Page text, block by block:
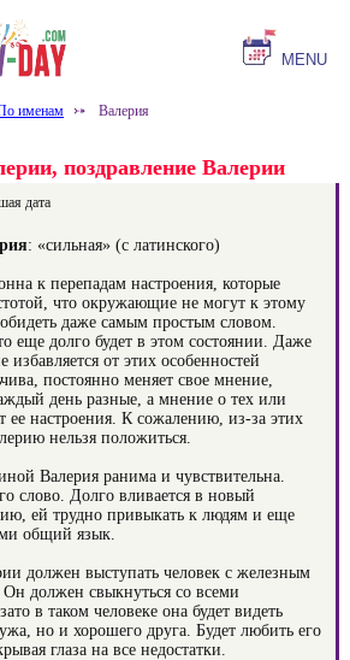
MENU
именам ⤐ Валерия
поздравление Валерии
дата
: «сильная» (с латинского)
к перепадам настроения, которые
что окружающие не могут к этому
даже самым простым словом.
еще долго будет в этом состоянии. Даже
избавляется от этих особенностей
постоянно меняет свое мнение,
день разные, а мнение о тех или
ее настроения. К сожалению, из-за этих
нельзя положиться.
Валерия ранима и чувствительна.
слово. Долго вливается в новый
ей трудно привыкать к людям и еще
общий язык.
должен выступать человек с железным
должен свыкнуться со всеми
в таком человеке она будет видеть
но и хорошего друга. Будет любить его
глаза на все недостатки.